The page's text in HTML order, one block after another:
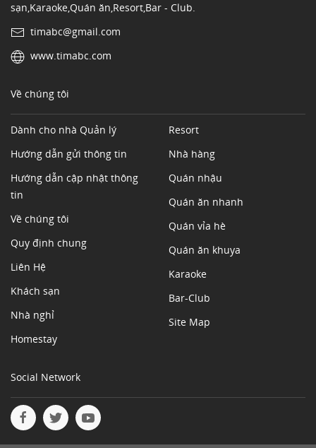
sạn,Karaoke,Quán ăn,Resort,Bar - Club.
timabc@gmail.com
www.timabc.com
Về chúng tôi
Dành cho nhà Quản lý
Hướng dẫn gửi thông tin
Hướng dẫn cập nhật thông
tin
Về chúng tôi
Quy định chung
Liên Hệ
Khách sạn
Nhà nghỉ
Homestay
Resort
Nhà hàng
Quán nhậu
Quán ăn nhanh
Quán vỉa hè
Quán ăn khuya
Karaoke
Bar-Club
Site Map
Social Network